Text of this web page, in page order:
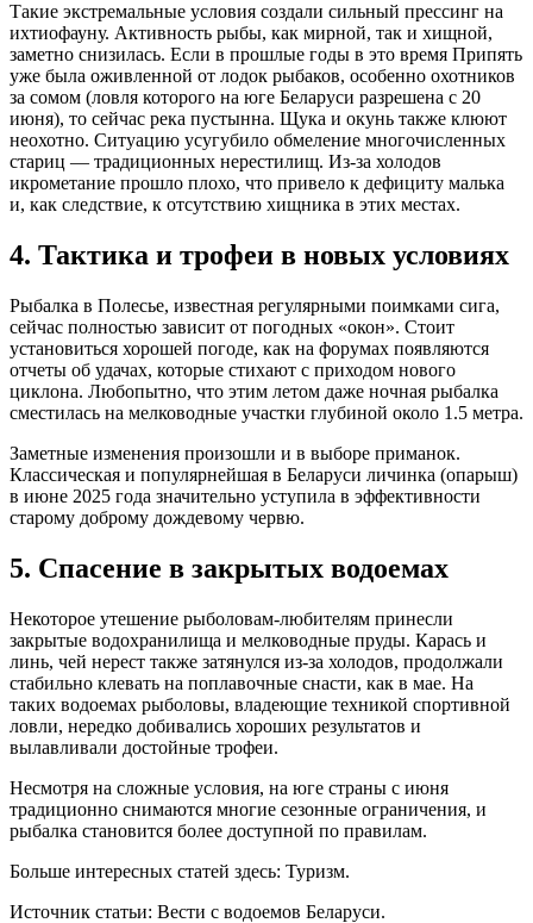
Такие экстремальные условия создали сильный прессинг на
ихтиофауну. Активность рыбы, как мирной, так и хищной,
заметно снизилась. Если в прошлые годы в это время Припять
уже была оживленной от лодок рыбаков, особенно охотников
за сомом (ловля которого на юге Беларуси разрешена с 20
июня), то сейчас река пустынна. Щука и окунь также клюют
неохотно. Ситуацию усугубило обмеление многочисленных
стариц — традиционных нерестилищ. Из-за холодов
икрометание прошло плохо, что привело к дефициту малька
и, как следствие, к отсутствию хищника в этих местах.
4. Тактика и трофеи в новых условиях
Рыбалка в Полесье, известная регулярными поимками сига,
сейчас полностью зависит от погодных «окон». Стоит
установиться хорошей погоде, как на форумах появляются
отчеты об удачах, которые стихают с приходом нового
циклона. Любопытно, что этим летом даже ночная рыбалка
сместилась на мелководные участки глубиной около 1.5 метра.
Заметные изменения произошли и в выборе приманок.
Классическая и популярнейшая в Беларуси личинка (опарыш)
в июне 2025 года значительно уступила в эффективности
старому доброму дождевому червю.
5. Спасение в закрытых водоемах
Некоторое утешение рыболовам-любителям принесли
закрытые водохранилища и мелководные пруды. Карась и
линь, чей нерест также затянулся из-за холодов, продолжали
стабильно клевать на поплавочные снасти, как в мае. На
таких водоемах рыболовы, владеющие техникой спортивной
ловли, нередко добивались хороших результатов и
вылавливали достойные трофеи.
Несмотря на сложные условия, на юге страны с июня
традиционно снимаются многие сезонные ограничения, и
рыбалка становится более доступной по правилам.
Больше интересных статей здесь: Туризм.
Источник статьи: Вести с водоемов Беларуси.